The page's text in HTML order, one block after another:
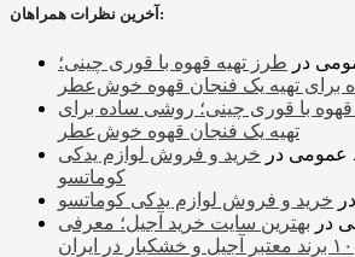
آخرین نظرات همراهان:
در طرز تهیه قهوه با قوری چینی؛
برای تهیه یک فنجان قهوه خوش‌عطر
قهوه با قوری چینی؛ روشی ساده برای
تهیه یک فنجان قهوه خوش‌عطر
عمومی در خرید و فروش لوازم یدکی
کوماتسو
در خرید و فروش لوازم یدکی کوماتسو
در بهترین سایت خرید آجیل؛ معرفی
۱۰ برند معتبر آجیل و خشکبار در ایران